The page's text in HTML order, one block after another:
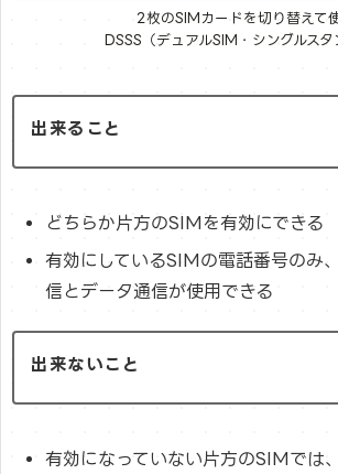
2枚のSIMカードを切り替えて
DSSS（デュアルSIM・シングルスタ
出来ること
どちらか片方のSIMを有効にできる
有効にしているSIMの電話番号のみ
信とデータ通信が使用できる
出来ないこと
有効になっていない片方のSIMでは